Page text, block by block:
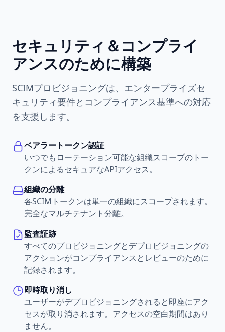
セキュリティ＆コンプライ
アンスのために構築
SCIMプロビジョニングは、エンタープライズセ
キュリティ要件とコンプライアンス基準への対応
を支援します。
ベアラートークン認証
いつでもローテーション可能な組織スコープのトー
クンによるセキュアなAPIアクセス。
組織の分離
各SCIMトークンは単一の組織にスコープされます。
完全なマルチテナント分離。
監査証跡
すべてのプロビジョニングとデプロビジョニングの
アクションがコンプライアンスとレビューのために
記録されます。
即時取り消し
ユーザーがデプロビジョニングされると即座にアク
セスが取り消されます。アクセスの空白期間はあり
ません。